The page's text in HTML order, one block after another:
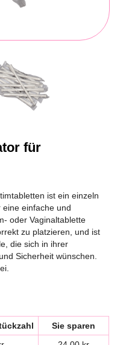
für
ist ein einzeln
eine einfache und
oder Vaginaltablette
zu platzieren, und ist
die sich in ihrer
Sicherheit wünschen.
Sie sparen